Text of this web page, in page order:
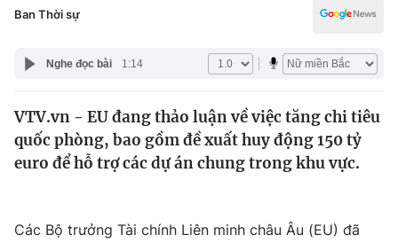
Pháp luật
Thế giới
Thế giới đó đây
Y tế
Công nghệ
Ban Thời sự
Nghe đọc bài 1:14
VTV.vn - EU đang thảo luận về việc tăng chi tiêu
quốc phòng, bao gồm đề xuất huy động 150 tỷ
euro để hỗ trợ các dự án chung trong khu vực.
Các Bộ trưởng Tài chính Liên minh châu Âu (EU) đã